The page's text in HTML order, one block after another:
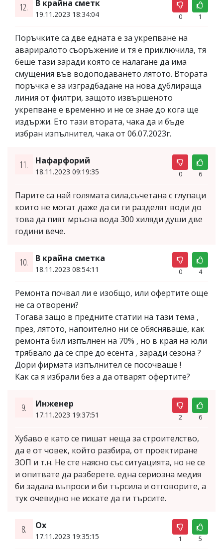
12. В крайна сметк
19.11.2023 18:34:04 0 1
Поръчките са две едната е за укрепване на
авариралото съоръжение и тя е приключила, тя
беше тази заради която се налагане да има
смущения във водоподаването лятото. Втората
поръчка е за изградбадане на нова дублираща
линия от филтри, защото извършеното
укрепване е временно и не се знае до кога ще
издържи. Ето тази втората, чака да и бъде
избран изпълнител, чака от 06.07.2023г.
11. Нафарфорий
18.11.2023 09:19:35 0 6
Парите са най голямата сила,съчетана с глупаци
които не могат даже да си ги разделят води до
това да пият мръсна вода 300 хиляди души две
години вече.
10. В крайна сметка
18.11.2023 08:54:11 0 4
Ремонта почвал ли е изобщо, или офертите още
не са отворени?
Тогава защо в предните статии на тази тема ,
през, лятото, напоително ни се обясняваше, как
ремонта бил изпълнен на 70% , но в края на юли
трябвало да се спре до есента , заради сезона ?
Дори фирмата изпълнител се посочваше !
Как са я избрали без а да отвaрят офертите?
9. Инженер
17.11.2023 19:37:51 2 6
Хубаво е като се пишат неща за строителство,
да е от човек, който разбира, от проектиране
ЗОП и т.н. Не сте наясно със ситуацията, но не се
и опитвате да разберете. една сериозна медия
би задала въпроси и би търсила и отговорите, а
тук очевидно не искате да ги търсите.
8. Ох
17.11.2023 19:35:15 1 5